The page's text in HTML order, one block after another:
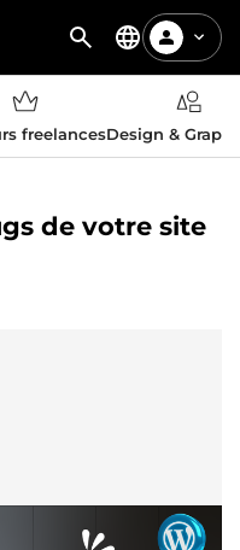
freelancesDesign &
de votre site